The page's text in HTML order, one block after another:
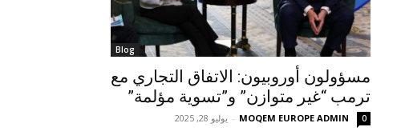
Blog
مسؤولون أوروبيون: الاتفاق التجاري مع
ترمب “غير متوازن” و”تسوية مؤلمة”
MOQEM EUROPE ADMIN
- يوليو 28, 2025 0